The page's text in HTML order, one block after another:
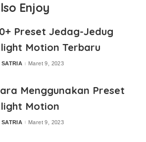
Enjoy
Preset Jedag-Jedug
Motion Terbaru
SATRIA Maret 9, 2023
Menggunakan Preset
Motion
SATRIA Maret 9, 2023